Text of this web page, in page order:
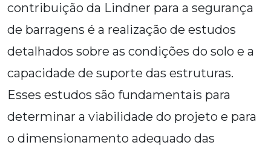
contribuição da Lindner para a segurança
de barragens é a realização de estudos
detalhados sobre as condições do solo e a
capacidade de suporte das estruturas.
Esses estudos são fundamentais para
determinar a viabilidade do projeto e para
o dimensionamento adequado das